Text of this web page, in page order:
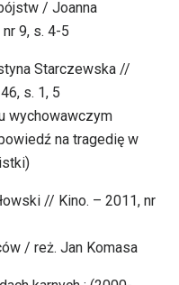
/ Joanna
9, s. 4-5
Starczewska //
s. 1, 5
wychowawczym
na tragedię w
// Kino. – 2011, nr
/ reż. Jan Komasa